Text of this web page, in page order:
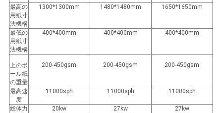
し
な
さ
い
引
最高の
用紙寸
法機構
1300*1300mm 1480*1480mm 1650*1650mm
最低の
用紙寸
法機構
400*400mm 400*400mm 400*400mm
上のボ
ール紙
の重量
200-450gsm 200-450gsm 200-450gsm
最高速
度
11000sph 11000sph 11000sph
総体力 20kw 27kw
27kw